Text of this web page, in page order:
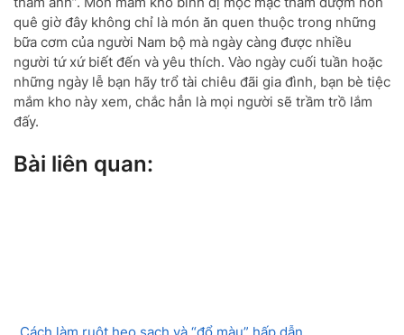
quê giờ đây không chỉ là món ăn quen thuộc trong những
bữa cơm của người Nam bộ mà ngày càng được nhiều
người tứ xứ biết đến và yêu thích. Vào ngày cuối tuần hoặc
những ngày lễ bạn hãy trổ tài chiêu đãi gia đình, bạn bè tiệc
mắm kho này xem, chắc hẳn là mọi người sẽ trầm trồ lắm
đấy.
Bài liên quan:
Cách làm ruột heo sạch và “đổ màu” hấp dẫn